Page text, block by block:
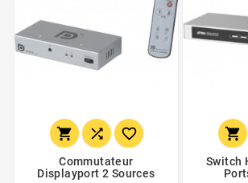
  
Commutateur
Displayport 2 Sources

Switch